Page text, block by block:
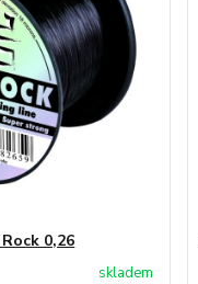
0,26
skladem